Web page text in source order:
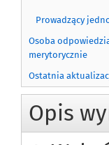
Prowadzący
Osoba
merytorycznie
Ostatnia
Opis